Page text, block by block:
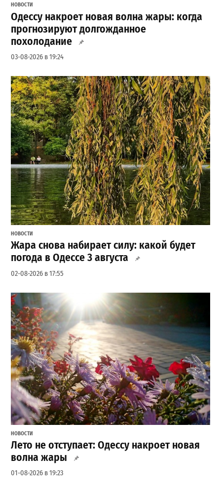
НОВОСТИ
Одессу накроет новая волна жары: когда
прогнозируют долгожданное
похолодание
03-08-2026 в 19:24
НОВОСТИ
Жара снова набирает силу: какой будет
погода в Одессе 3 августа
02-08-2026 в 17:55
НОВОСТИ
Лето не отступает: Одессу накроет новая
волна жары
01-08-2026 в 19:23